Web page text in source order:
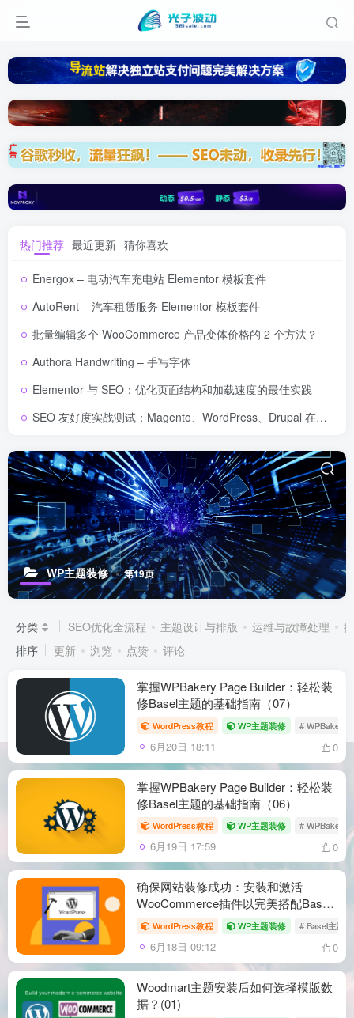
热门推荐 最近更新 猜你喜欢
Energox – 电动汽车充电站 Elementor 模板套件
AutoRent – 汽车租赁服务 Elementor 模板套件
批量编辑多个 WooCommerce 产品变体价格的 2 个方法？
Authora Handwriting – 手写字体
Elementor 与 SEO：优化页面结构和加载速度的最佳实践
SEO 友好度实战测试：Magento、WordPress、Drupal 在核心 SEO 要素上的表现对比
WP主题装修 第19页
分类 SEO优化全流程 主题设计与排版 运维与故障处理
排序
更新 浏览 点赞 评论
掌握WPBakery Page Builder：轻松装
修Basel主题的基础指南（07）
WordPress教程 WP主题装修 # WPBakery
6月20日 18:11 0
掌握WPBakery Page Builder：轻松装
修Basel主题的基础指南（06）
WordPress教程 WP主题装修 # WPBakery
6月19日 17:59 0
确保网站装修成功：安装和激活
WooCommerce插件以完美搭配Basel
主题（05）
WordPress教程 WP主题装修 # Basel主题
6月18日 09:12 0
Woodmart主题安装后如何选择模版数
据？(01)